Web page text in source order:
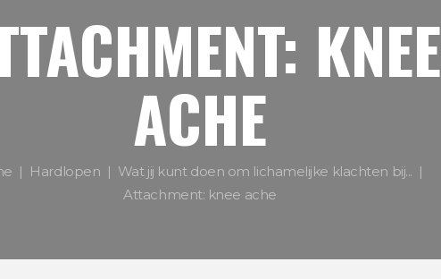
KNEE
ACHE
Hardlopen
Wat jij kunt doen om lichamelijke klachten bij...
Attachment: knee ache